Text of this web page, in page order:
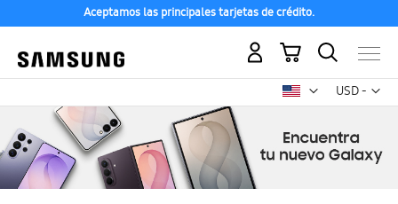
Aceptamos las principales tarjetas de crédito.
USD -
dólar
Mi carrito